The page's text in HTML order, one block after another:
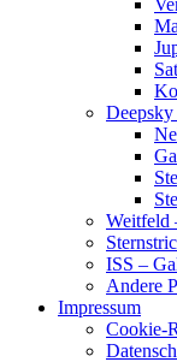
Weitfeld
ISS –
Andere
Impressum
Cookie-